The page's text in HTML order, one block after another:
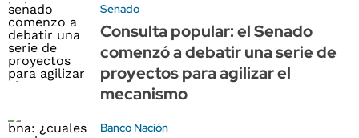
Senado
Consulta popular: el Senado
comenzó a debatir una serie de
proyectos para agilizar el
mecanismo
Banco Nación